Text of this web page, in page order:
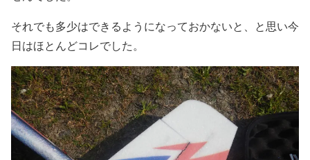
それでも多少はできるようになっておかないと、と思い今
日はほとんどコレでした。